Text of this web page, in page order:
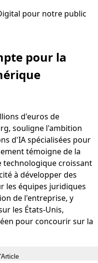
pour notre public
pour la
d'euros de
souligne l'ambition
d'IA spécialisées pour
témoigne de la
technologique croissant
à développer des
les équipes juridiques
de l'entreprise, y
les États-Unis,
pour concourir sur la